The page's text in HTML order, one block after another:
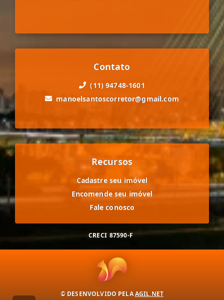
Contato
(11) 94748-1601
manoelsantoscorretor@gmail.com
Recursos
Cadastre seu imóvel
Encomende seu imóvel
Fale conosco
CRECI 87590-F
© DESENVOLVIDO PELAAGIL.NET